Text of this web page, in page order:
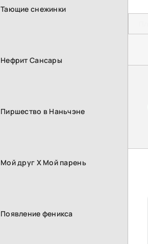
Тающие снежинки
Нефрит Сансары
Пиршество в Наньчэне
Мой друг Х Мой парень
Появление феникса